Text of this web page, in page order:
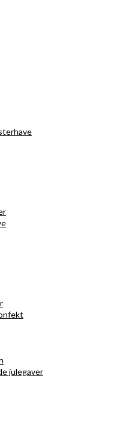
julegaver